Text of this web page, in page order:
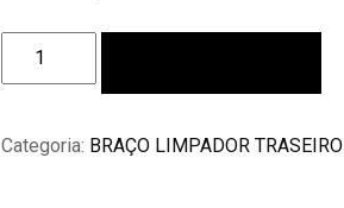
Traseiro
Categoria: BRAÇO LIMPADOR TRASEIRO